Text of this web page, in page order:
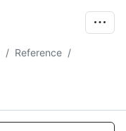
/ Reference /